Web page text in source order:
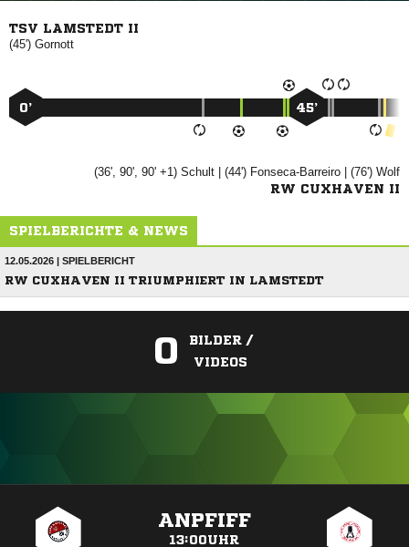
TSV LAMSTEDT II
(45') 
0’ 45’
(36', 90', 90' +1)  | (44')  | (76') 
RW CUXHAVEN II
SPIELBERICHTE & NEWS
12.05.2026 | SPIELBERICHT
RW CUXHAVEN II TRIUMPHIERT IN LAMSTEDT
0
BILDER /
VIDEOS
ANPFIFF
13:00UHR